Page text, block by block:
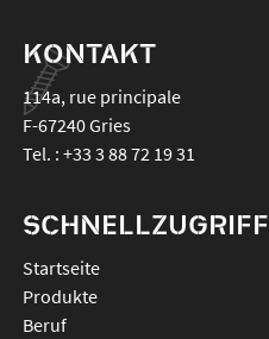
KONTAKT
114a, rue principale
F-67240Gries
Tel. : +33 3 88 72 19 31
SCHNELLZUGRIFF
Startseite
Produkte
Beruf